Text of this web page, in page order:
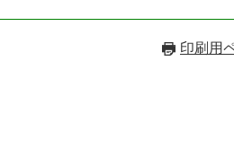
印刷用